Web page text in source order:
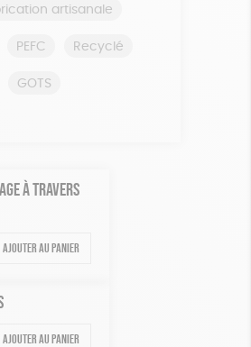
artisanale
PEFC Recyclé
GOTS
À TRAVERS
Ajouter au panier
Ajouter au panier